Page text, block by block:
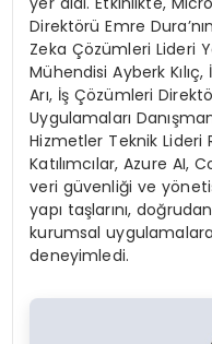
Direktörü Emre Dura’nın
Zeka Çözümleri Lideri
Mühendisi Ayberk
Arı, İş Çözümleri
Uygulamaları
Hizmetler Teknik Lideri
Katılımcılar, Azure
veri güvenliği ve
yapı taşlarını,
kurumsal
deneyimledi.